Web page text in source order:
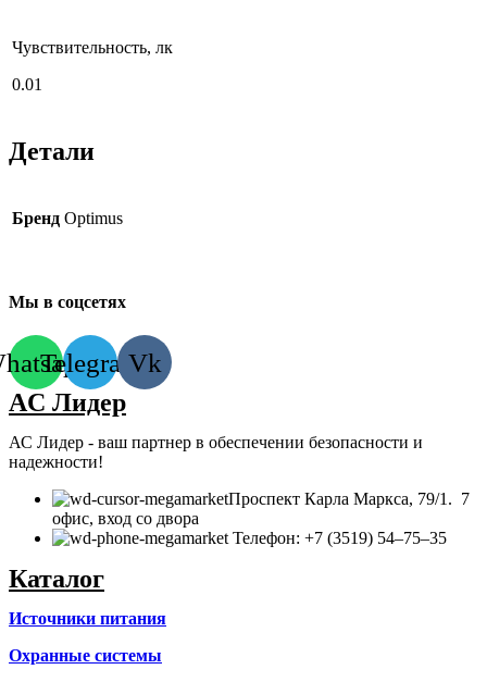
Чувствительность, лк
0.01
Детали
Бренд Optimus
Мы в соцсетях
TelegramVk
AC Лидер
АС Лидер - ваш партнер в обеспечении безопасности и
надежности!
​Проспект Карла Маркса, 79/1. 7
офис, вход со двора
Телефон: +7 (3519) 54‒75‒35
Каталог
Источники питания
Охранные системы